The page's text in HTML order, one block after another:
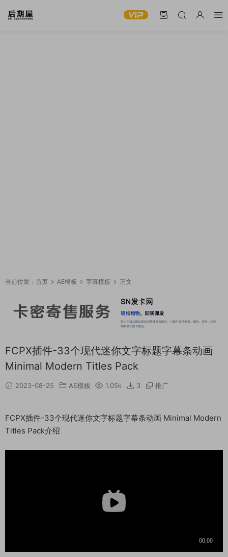
当前位置： 首页 AE模板 字幕模板 正文
FCPX插件-33个现代迷你文字标题字幕条动画
Minimal Modern Titles Pack
2023-08-25 AE模板 1.05k 3 推广
FCPX插件-33个现代迷你文字标题字幕条动画 Minimal Modern
Titles Pack介绍